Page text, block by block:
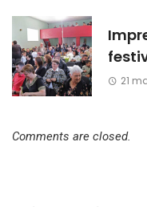
21
Comments are closed.